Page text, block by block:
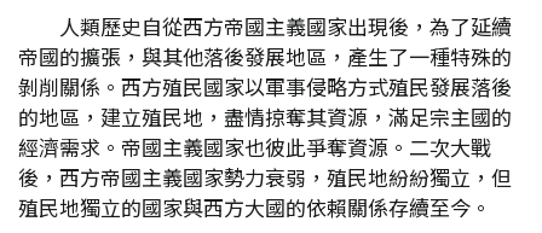
人類歷史自從西方帝國主義國家出現後，為了延續
帝國的擴張，與其他落後發展地區，產生了一種特殊的
剝削關係。西方殖民國家以軍事侵略方式殖民發展落後
的地區，建立殖民地，盡情掠奪其資源，滿足宗主國的
經濟需求。帝國主義國家也彼此爭奪資源。二次大戰
後，西方帝國主義國家勢力衰弱，殖民地紛紛獨立，但
殖民地獨立的國家與西方大國的依賴關係存續至今。